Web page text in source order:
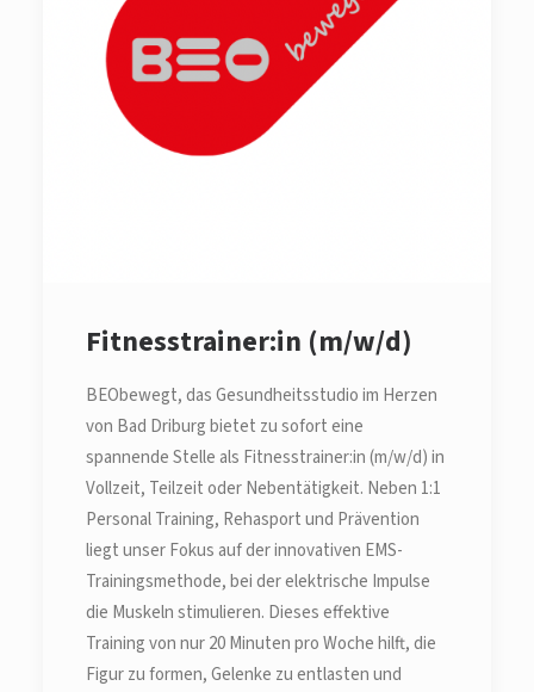
Fitnesstrainer:in (m/w/d)
BEObewegt, das Gesundheitsstudio im Herzen
von Bad Driburg bietet zu sofort eine
spannende Stelle als Fitnesstrainer:in (m/w/d) in
Vollzeit, Teilzeit oder Nebentätigkeit. Neben 1:1
Personal Training, Rehasport und Prävention
liegt unser Fokus auf der innovativen EMS-
Trainingsmethode, bei der elektrische Impulse
die Muskeln stimulieren. Dieses effektive
Training von nur 20 Minuten pro Woche hilft, die
Figur zu formen, Gelenke zu entlasten und